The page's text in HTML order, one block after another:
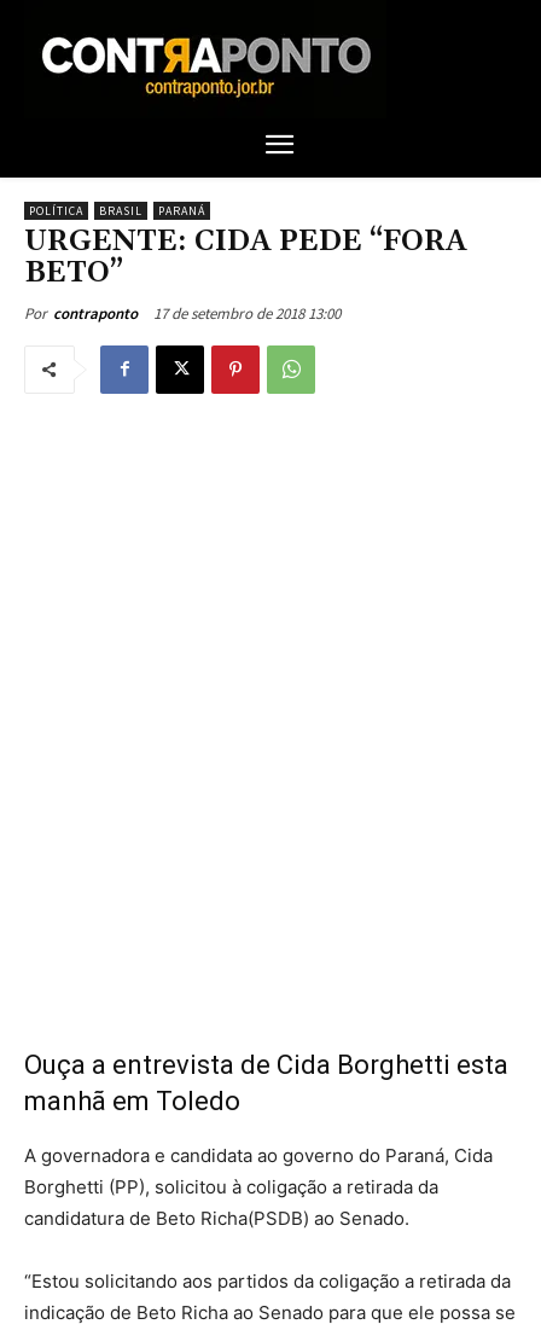
POLÍTICA BRASIL PARANÁ
URGENTE: CIDA PEDE “FORA
BETO”
Por contraponto 17 de setembro de 2018 13:00
Ouça a entrevista de Cida Borghetti esta
manhã em Toledo
A governadora e candidata ao governo do Paraná, Cida
Borghetti (PP), solicitou à coligação a retirada da
candidatura de Beto Richa(PSDB) ao Senado.
“Estou solicitando aos partidos da coligação a retirada da
indicação de Beto Richa ao Senado para que ele possa se